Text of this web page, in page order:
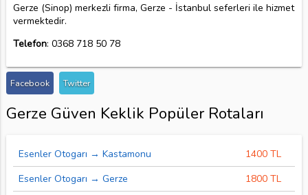
Gerze (Sinop) merkezli firma, Gerze - İstanbul seferleri ile hizmet
vermektedir.
Telefon: 0368 718 50 78
Facebook Twitter
Gerze Güven Keklik Popüler Rotaları
Esenler Otogarı → Kastamonu
1400 TL
Esenler Otogarı → Gerze
1800 TL